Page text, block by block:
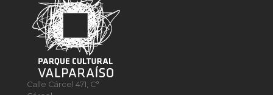
Calle Cárcel 471, C°